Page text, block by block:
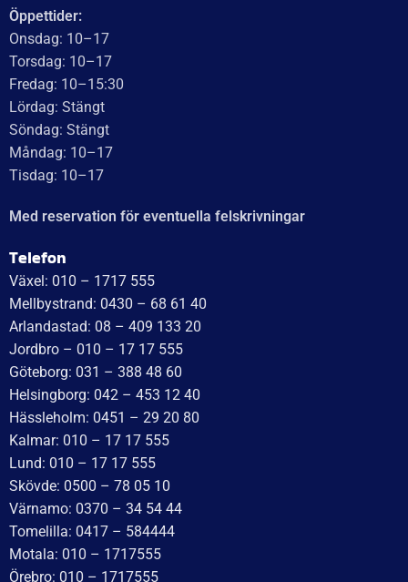
Öppettider:
Onsdag: 10–17
Torsdag: 10–17
Fredag: 10–15:30
Lördag: Stängt
Söndag: Stängt
Måndag: 10–17
Tisdag: 10–17
Med reservation för eventuella felskrivningar
Telefon
Växel: 010 – 1717 555
Mellbystrand: 0430 – 68 61 40
Arlandastad: 08 – 409 133 20
Jordbro – 010 – 17 17 555
Göteborg: 031 – 388 48 60
Helsingborg: 042 – 453 12 40
Hässleholm: 0451 – 29 20 80
Kalmar: 010 – 17 17 555
Lund: 010 – 17 17 555
Skövde: 0500 – 78 05 10
Värnamo: 0370 – 34 54 44
Tomelilla: 0417 – 584444
Motala: 010 – 1717555
Örebro: 010 – 1717555